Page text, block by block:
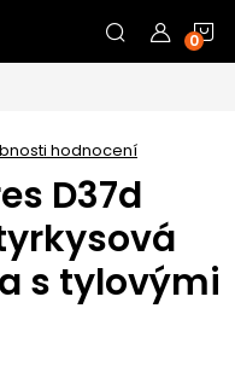
hodnocení
D37d
s tylovými